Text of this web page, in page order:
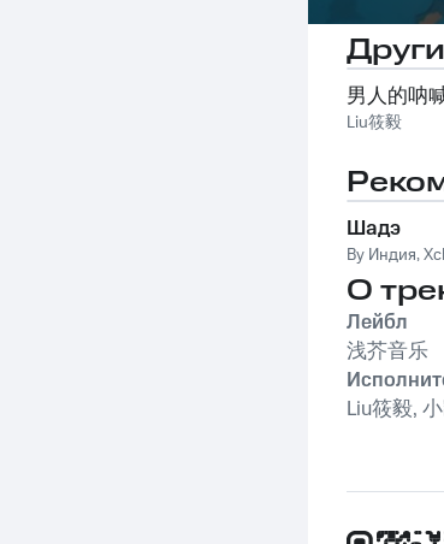
男人的呐
Liu筱毅
Шадэ
By Индия,
О
Лейбл
浅芥音乐
Liu筱毅,